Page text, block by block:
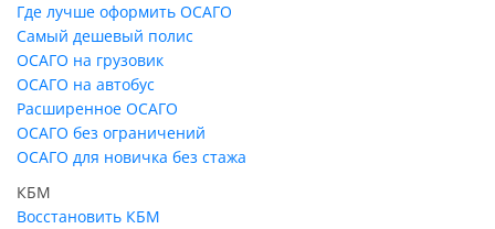
Где лучше оформить ОСАГО
Самый дешевый полис
ОСАГО на грузовик
ОСАГО на автобус
Расширенное ОСАГО
ОСАГО без ограничений
ОСАГО для новичка без стажа
КБМ
Восстановить КБМ